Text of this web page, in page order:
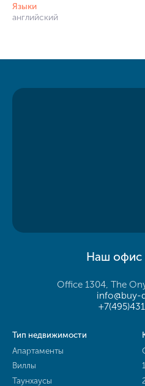
Языки
английский
Наш офис
Office 1304, The
info@buy-
Тип недвижимости
Апартаменты
Виллы
Таунхаусы